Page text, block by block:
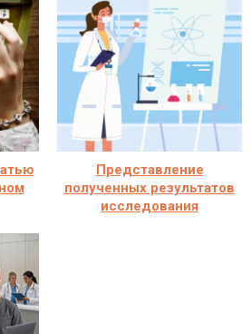
Представление
полученных результатов
исследования